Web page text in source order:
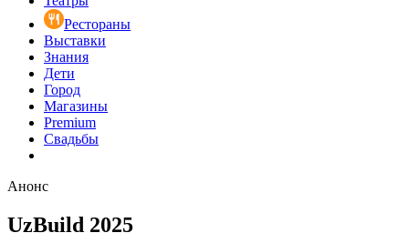
Рестораны
Выставки
Знания
Дети
Город
Магазины
Premium
Свадьбы
Анонс
UzBuild 2025